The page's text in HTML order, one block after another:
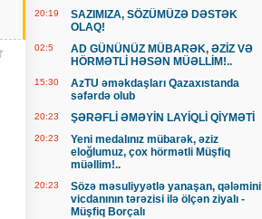
20:19
SAZIMIZA, SÖZÜMÜZƏ DƏSTƏK
OLAQ!
02:5
AD GÜNÜNÜZ MÜBARƏK, ƏZİZ VƏ
HÖRMƏTLİ HƏSƏN MÜƏLLİM!..
15:30
AzTU əməkdaşları Qazaxıstanda
səfərdə olub
20:23 ŞƏRƏFLİ ƏMƏYİN LAYİQLİ QİYMƏTİ
20:23
Yeni medalınız mübarək, əziz
eloğlumuz, çox hörmətli Müşfiq
müəllim!..
20:23
Sözə məsuliyyətlə yanaşan, qələmini
vicdanının tərəzisi ilə ölçən ziyalı -
Müşfiq Borçalı